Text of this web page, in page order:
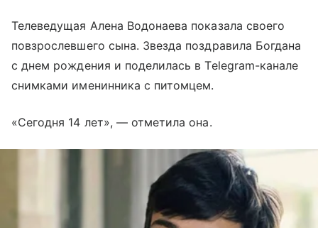
Телеведущая Алена Водонаева показала своего
повзрослевшего сына. Звезда поздравила Богдана
с днем рождения и поделилась в Telegram-канале
снимками именинника с питомцем.
«Сегодня 14 лет», — отметила она.